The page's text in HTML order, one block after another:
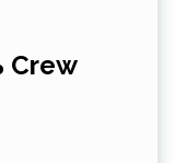
Crew